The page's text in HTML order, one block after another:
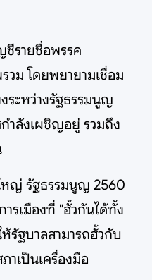
รายชื่อพรรค
วม โดยพยายามเชื่อม
ระหว่างรัฐธรรมนูญ
ลังเผชิญอยู่ รวมถึง
หญ่ รัฐธรรมนูญ 2560
รเมืองที่ "ฮั้วกันได้ทั้ง
รัฐบาลสามารถฮั้วกับ
าเป็นเครื่องมือ